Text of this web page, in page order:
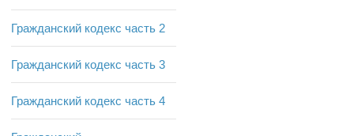
Гражданский кодекс часть 2
Гражданский кодекс часть 3
Гражданский кодекс часть 4